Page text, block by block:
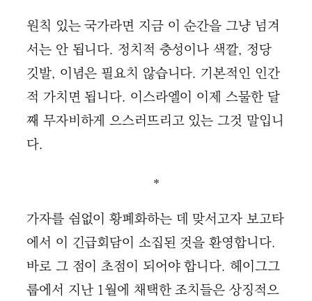
원칙 있는 국가라면 지금 이 순간을 그냥 넘겨
서는 안 됩니다. 정치적 충성이나 색깔, 정당
깃발, 이념은 필요치 않습니다. 기본적인 인간
적 가치면 됩니다. 이스라엘이 이제 스물한 달
째 무자비하게 으스러뜨리고 있는 그것 말입니
다.
＊
가자를 쉼없이 황폐화하는 데 맞서고자 보고타
에서 이 긴급회담이 소집된 것을 환영합니다.
바로 그 점이 초점이 되어야 합니다. 헤이그그
룹에서 지난 1월에 채택한 조치들은 상징적으